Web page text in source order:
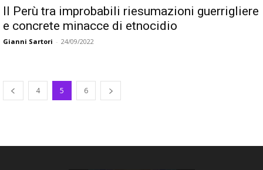
Il Perù tra improbabili riesumazioni guerrigliere
e concrete minacce di etnocidio
Gianni Sartori - 24/09/2022
4 5 6